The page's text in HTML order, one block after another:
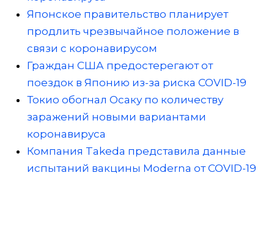
Японское правительство планирует
продлить чрезвычайное положение в
связи с коронавирусом
Граждан США предостерегают от
поездок в Японию из-за риска COVID-19
Токио обогнал Осаку по количеству
заражений новыми вариантами
коронавируса
Компания Takeda представила данные
испытаний вакцины Moderna от COVID-19